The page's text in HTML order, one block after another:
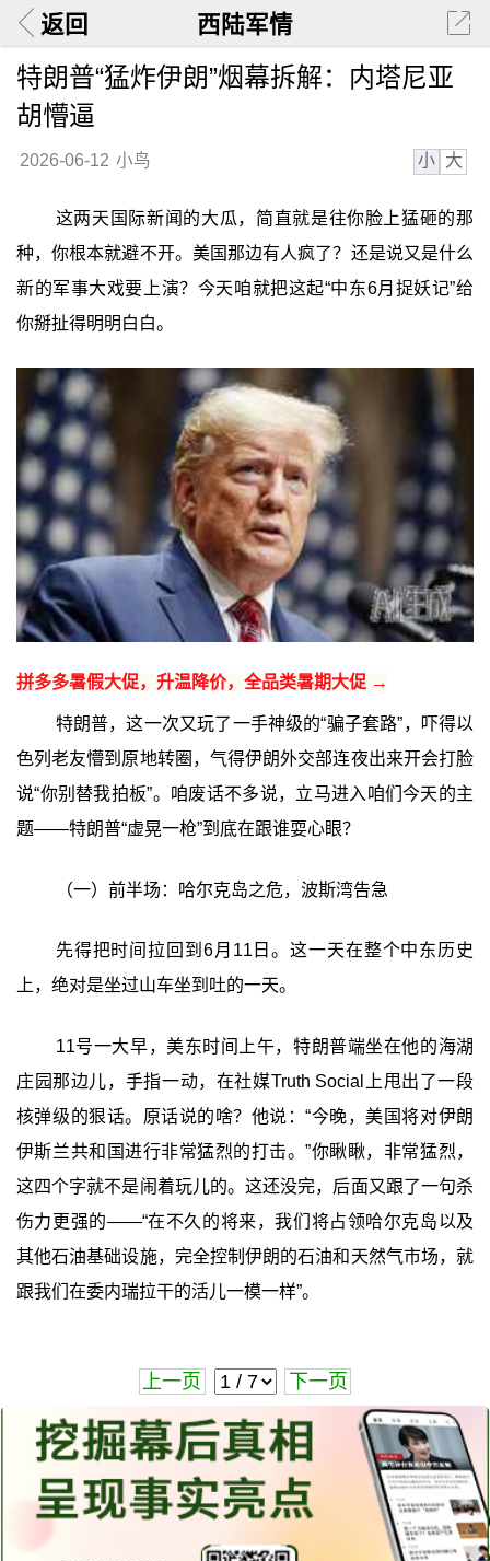
返回 西陆军情
特朗普“猛炸伊朗”烟幕拆解：内塔尼亚
胡懵逼
2026-06-12 小鸟 小 大
这两天国际新闻的大瓜，简直就是往你脸上猛砸的那
种，你根本就避不开。美国那边有人疯了？还是说又是什么
新的军事大戏要上演？今天咱就把这起“中东6月捉妖记”给
你掰扯得明明白白。
拼多多暑假大促，升温降价，全品类暑期大促 →
特朗普，这一次又玩了一手神级的“骗子套路”，吓得以
色列老友懵到原地转圈，气得伊朗外交部连夜出来开会打脸
说“你别替我拍板”。咱废话不多说，立马进入咱们今天的主
题——特朗普“虚晃一枪”到底在跟谁耍心眼？
（一）前半场：哈尔克岛之危，波斯湾告急
先得把时间拉回到6月11日。这一天在整个中东历史
上，绝对是坐过山车坐到吐的一天。
11号一大早，美东时间上午，特朗普端坐在他的海湖
庄园那边儿，手指一动，在社媒Truth Social上甩出了一段
核弹级的狠话。原话说的啥？他说：“今晚，美国将对伊朗
伊斯兰共和国进行非常猛烈的打击。”你瞅瞅，非常猛烈，
这四个字就不是闹着玩儿的。这还没完，后面又跟了一句杀
伤力更强的——“在不久的将来，我们将占领哈尔克岛以及
其他石油基础设施，完全控制伊朗的石油和天然气市场，就
跟我们在委内瑞拉干的活儿一模一样”。
上一页 下一页